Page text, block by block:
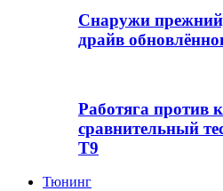
Снаружи
драйв
Работяга против
сравнительный
T9
Тюнинг